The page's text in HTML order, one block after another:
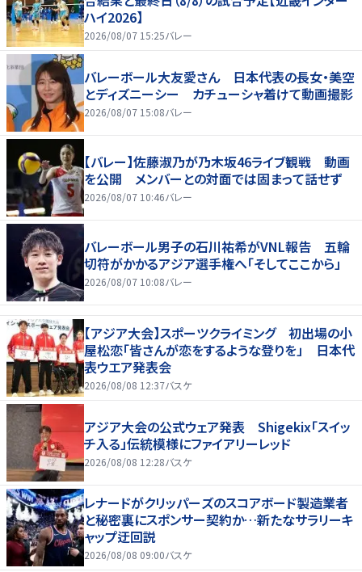
ハイ2026】
2026/08/07 15:25バレー
バレーボール大友愛さん 日本代表の長女・美空
とディズニーシー カチューシャ着けて動画撮影
2026/08/07 15:08バレー
【バレー】佐藤淑乃が乃木坂46ライブ観戦 動画
を公開 メンバーとの対面では固まって話せず
2026/08/07 10:46バレー
バレーボール男子の石川祐希がVNL報告 五輪
切符がかかるアジア選手権へ「そしてここから」
2026/08/07 10:08バレー
【アジア大会】スポーツクライミング 初出場の小
屋松恋「皆さんが恋をするような登りを」 日本代
表ウエア発表会
2026/08/08 12:37バスケ
アジア大会の公式ウェア発表 Shigekix「スイッ
チ入る」伝統模様にファイアリーレッド
2026/08/08 12:28バスケ
レナードがクリッパーズのスコアボード製造業者
と秘密裏にスポンサー契約か‬…新たなサラリーキ
ャップ迂回説
2026/08/08 09:00バスケ